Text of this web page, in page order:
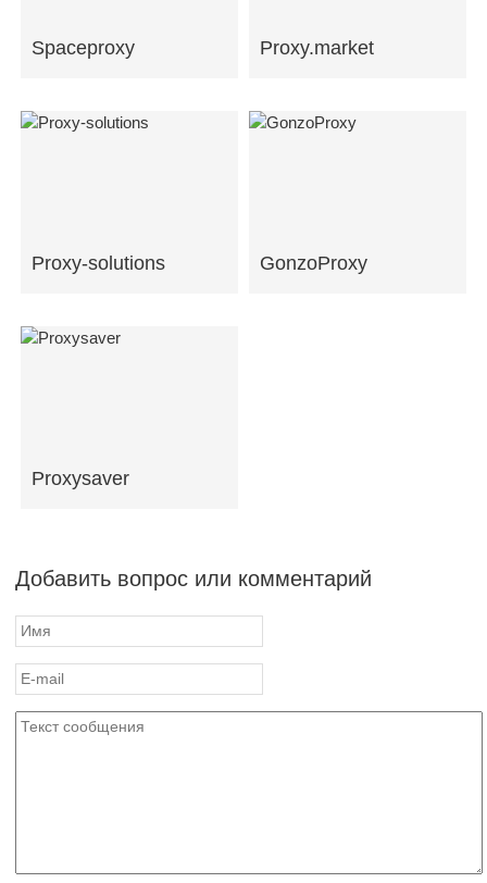
Spaceproxy Proxy.market
Proxy-solutions GonzoProxy
Proxysaver
Добавить вопрос или комментарий